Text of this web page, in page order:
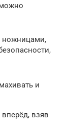
ножницами,
и
взяв